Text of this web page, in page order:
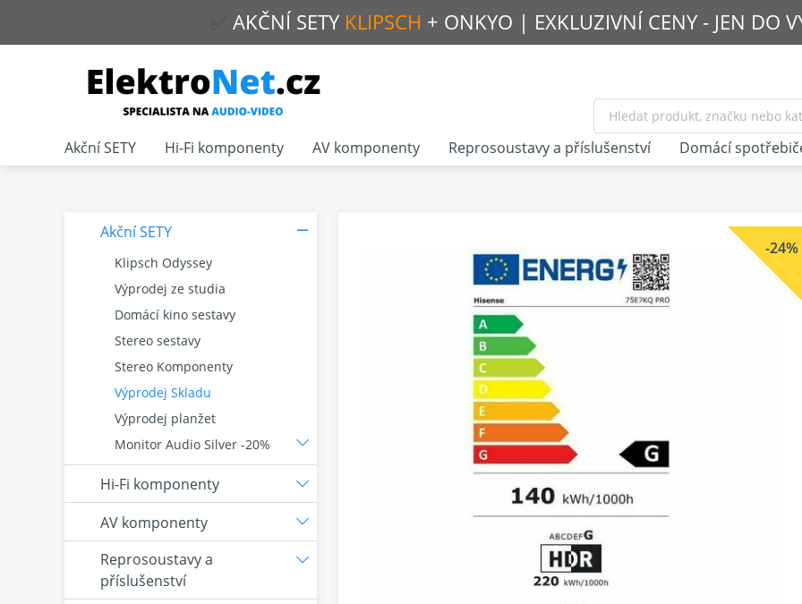
✅ AKČNÍ SETY KLIPSCH + ONKYO | EXKLUZIVNÍ CENY - JEN DO
-24%
Akční SETY
Klipsch Odyssey
Výprodej ze studia
Domácí kino sestavy
Stereo sestavy
Stereo Komponenty
Výprodej Skladu
Výprodej planžet
Monitor Audio Silver -20%
Hi-Fi komponenty
AV komponenty
Reprosoustavy a
příslušenství
Akční SETY Hi-Fi komponenty AV komponenty Reprosoustavy a příslušenství Domácí